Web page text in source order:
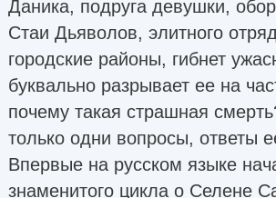
Даника, подруга девушки,
Стаи Дьяволов, элитного
городские районы, гибнет
буквально разрывает ее на
почему такая страшная
только одни вопросы, ответы
Впервые на русском языке
знаменитого цикла о Селене